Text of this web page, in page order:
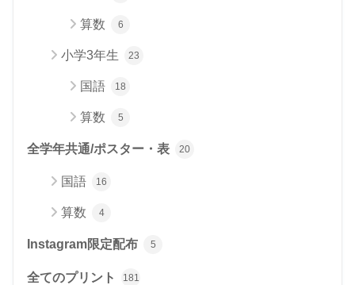
算数 6
小学3年生 23
国語 18
算数 5
全学年共通/ポスター・表 20
国語 16
算数 4
Instagram限定配布 5
全てのプリント 181